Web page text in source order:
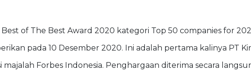
of The Best Award 2020 kategori Top 50 companies for
pada 10 Desember 2020. Ini adalah pertama kalinya PT
majalah Forbes Indonesia. Penghargaan diterima secara